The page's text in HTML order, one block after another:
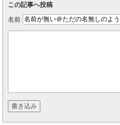
この記事へ投稿
名前